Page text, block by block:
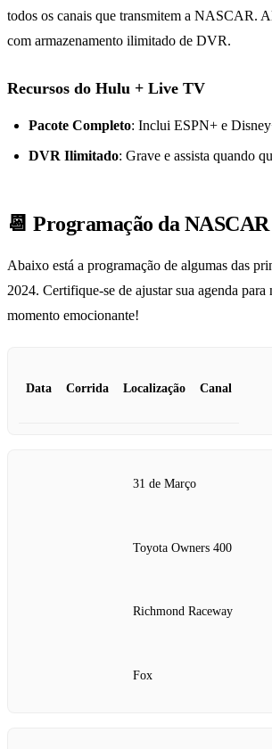
todos os canais que transmitem a NASCAR.
com armazenamento ilimitado de DVR.
Recursos do Hulu + Live TV
Pacote Completo: Inclui ESPN+ e
DVR Ilimitado: Grave e assista quando
📆 Programação da NASCAR
Abaixo está a programação de algumas das
2024. Certifique-se de ajustar sua agenda para
momento emocionante!
Data Corrida Localização Canal
31 de Março
Toyota Owners 400
Richmond Raceway
Fox